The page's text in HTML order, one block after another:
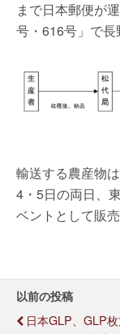
まで日本郵便が
号・616号」で長
輸送する農産物
4・5日の両日、
ベントとして販売
以前の投稿
日本GLP、GLP